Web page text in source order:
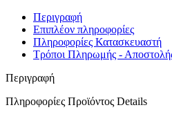
Περιγραφή
Επιπλέον πληροφορίες
Πληροφορίες Κατασκευαστή
Τρόποι Πληρωμής -
Περιγραφή
Πληροφορίες Προϊόντος Details